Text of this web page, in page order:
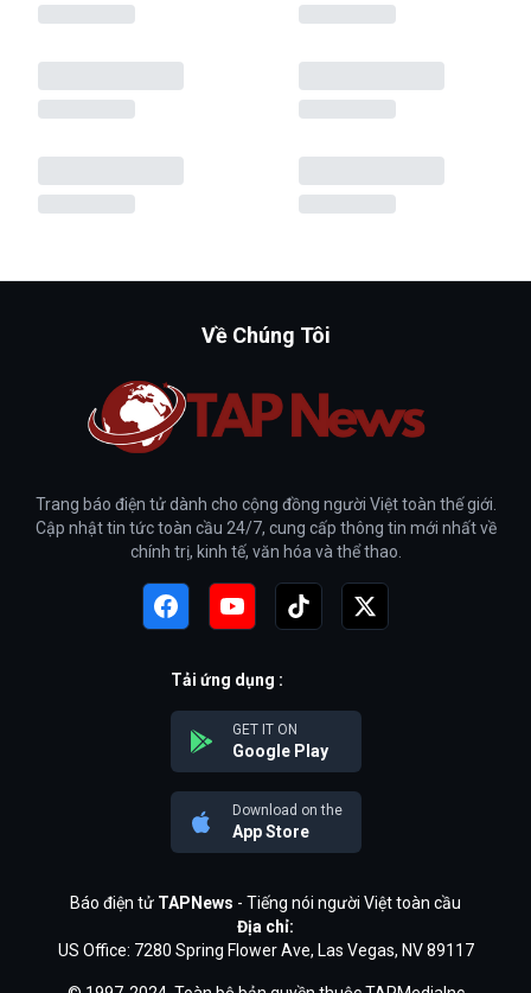
Về Chúng Tôi
Trang báo điện tử dành cho cộng đồng người Việt toàn thế giới.
Cập nhật tin tức toàn cầu 24/7, cung cấp thông tin mới nhất về
chính trị, kinh tế, văn hóa và thể thao.
Tải ứng dụng :
GET IT ON
Google Play
Download on the
App Store
Báo điện tử TAPNews - Tiếng nói người Việt toàn cầu
Địa chỉ:
US Office: 7280 Spring Flower Ave, Las Vegas, NV 89117